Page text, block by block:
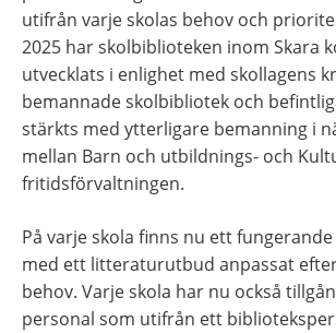
utifrån varje skolas behov och
2025 har skolbiblioteken inom Skara
utvecklats i enlighet med skollagens
bemannade skolbibliotek och
stärkts med ytterligare bemanning i
mellan Barn och utbildnings- och
fritidsförvaltningen.
På varje skola finns nu ett
med ett litteraturutbud anpassat
behov. Varje skola har nu också
personal som utifrån ett